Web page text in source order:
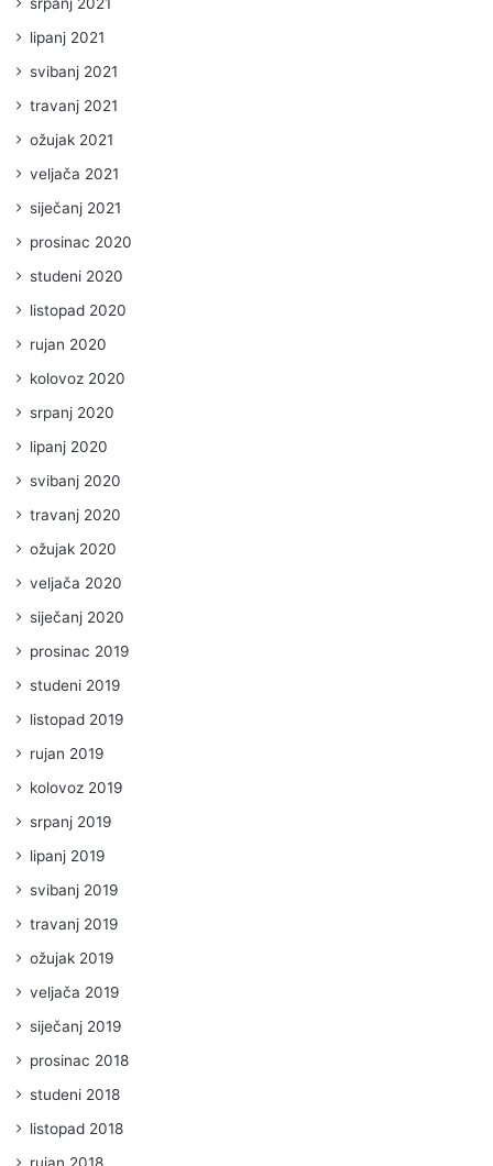
lipanj 2021
svibanj 2021
travanj 2021
ožujak 2021
veljača 2021
siječanj 2021
prosinac 2020
studeni 2020
listopad 2020
rujan 2020
kolovoz 2020
srpanj 2020
lipanj 2020
svibanj 2020
travanj 2020
ožujak 2020
veljača 2020
siječanj 2020
prosinac 2019
studeni 2019
listopad 2019
rujan 2019
kolovoz 2019
srpanj 2019
lipanj 2019
svibanj 2019
travanj 2019
ožujak 2019
veljača 2019
siječanj 2019
prosinac 2018
studeni 2018
listopad 2018